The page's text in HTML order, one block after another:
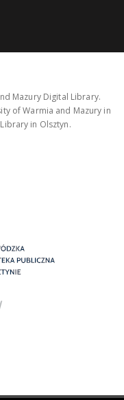
Mazury Digital Library.
of Warmia and Mazury in
in Olsztyn.